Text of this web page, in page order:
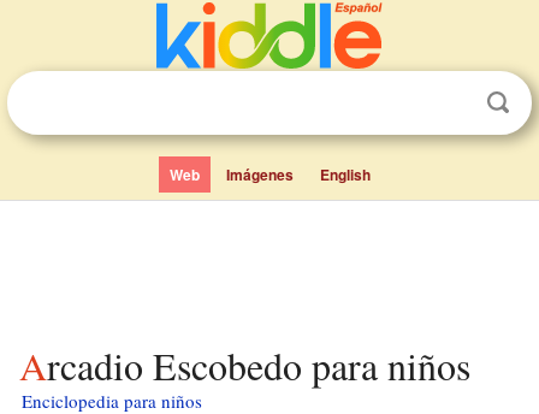
Web Imágenes English
Arcadio Escobedo para niños
Enciclopedia para niños